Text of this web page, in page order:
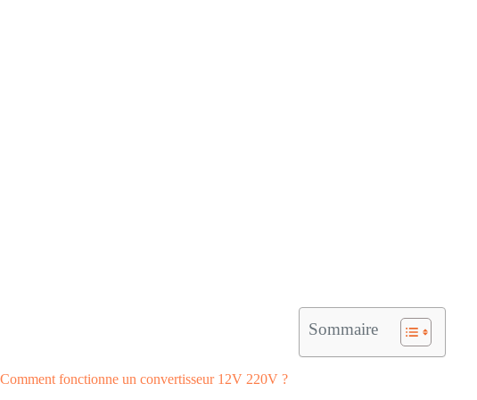
Sommaire
Comment fonctionne un convertisseur 12V 220V ?